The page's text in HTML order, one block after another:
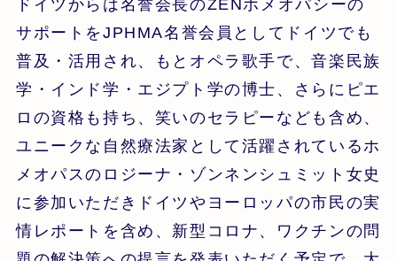
ドイツからは名誉会長のZENホメオパシーの
サポートをJPHMA名誉会員としてドイツでも
普及・活用され、もとオペラ歌手で、音楽民族
学・インド学・エジプト学の博士、さらにピエ
ロの資格も持ち、笑いのセラピーなども含め、
ユニークな自然療法家として活躍されているホ
メオパスのロジーナ・ゾンネンシュミット女史
に参加いただきドイツやヨーロッパの市民の実
情レポートを含め、新型コロナ、ワクチンの問